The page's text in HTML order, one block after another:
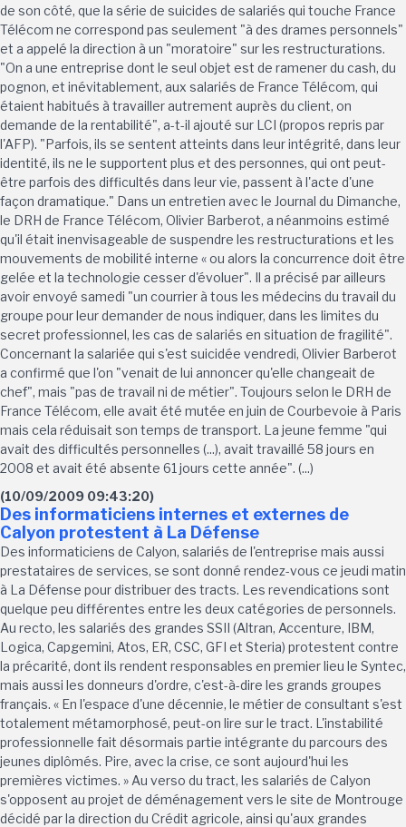
de son côté, que la série de suicides de salariés qui touche France
Télécom ne correspond pas seulement "à des drames personnels"
et a appelé la direction à un "moratoire" sur les restructurations.
"On a une entreprise dont le seul objet est de ramener du cash, du
pognon, et inévitablement, aux salariés de France Télécom, qui
étaient habitués à travailler autrement auprès du client, on
demande de la rentabilité", a-t-il ajouté sur LCI (propos repris par
l'AFP). "Parfois, ils se sentent atteints dans leur intégrité, dans leur
identité, ils ne le supportent plus et des personnes, qui ont peut-
être parfois des difficultés dans leur vie, passent à l'acte d'une
façon dramatique." Dans un entretien avec le Journal du Dimanche,
le DRH de France Télécom, Olivier Barberot, a néanmoins estimé
qu'il était inenvisageable de suspendre les restructurations et les
mouvements de mobilité interne « ou alors la concurrence doit être
gelée et la technologie cesser d'évoluer". Il a précisé par ailleurs
avoir envoyé samedi "un courrier à tous les médecins du travail du
groupe pour leur demander de nous indiquer, dans les limites du
secret professionnel, les cas de salariés en situation de fragilité".
Concernant la salariée qui s'est suicidée vendredi, Olivier Barberot
a confirmé que l'on "venait de lui annoncer qu'elle changeait de
chef", mais "pas de travail ni de métier". Toujours selon le DRH de
France Télécom, elle avait été mutée en juin de Courbevoie à Paris
mais cela réduisait son temps de transport. La jeune femme "qui
avait des difficultés personnelles (...), avait travaillé 58 jours en
2008 et avait été absente 61 jours cette année". (...)
(10/09/2009 09:43:20)
Des informaticiens internes et externes de
Calyon protestent à La Défense
Des informaticiens de Calyon, salariés de l'entreprise mais aussi
prestataires de services, se sont donné rendez-vous ce jeudi matin
à La Défense pour distribuer des tracts. Les revendications sont
quelque peu différentes entre les deux catégories de personnels.
Au recto, les salariés des grandes SSII (Altran, Accenture, IBM,
Logica, Capgemini, Atos, ER, CSC, GFI et Steria) protestent contre
la précarité, dont ils rendent responsables en premier lieu le Syntec,
mais aussi les donneurs d'ordre, c'est-à-dire les grands groupes
français. « En l'espace d'une décennie, le métier de consultant s'est
totalement métamorphosé, peut-on lire sur le tract. L'instabilité
professionnelle fait désormais partie intégrante du parcours des
jeunes diplômés. Pire, avec la crise, ce sont aujourd'hui les
premières victimes. » Au verso du tract, les salariés de Calyon
s'opposent au projet de déménagement vers le site de Montrouge
décidé par la direction du Crédit agricole, ainsi qu'aux grandes